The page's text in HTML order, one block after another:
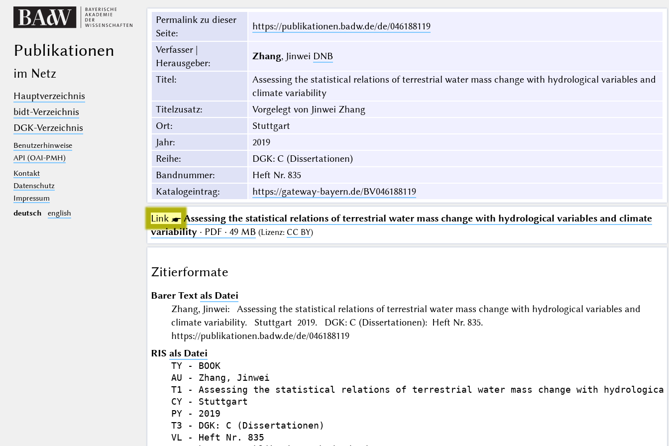
Publikationen
im Netz
Hauptverzeichnis
bidt-Verzeichnis
DGK-Verzeichnis
Benutzerhinweise
API (OAI-PMH)
Kontakt
Datenschutz
Impressum
deutsch
english
Permalink zu dieser
Seite:
https://publikationen.badw.de/de/046188119
Verfasser |
Herausgeber:
Zhang, Jinwei DNB
Titel:
Assessing the statistical relations of terrestrial water mass change with hydrological variables and
climate variability
Titelzusatz:
Vorgelegt von Jinwei Zhang
Ort:
Stuttgart
Jahr:
2019
Reihe:
DGK: C (Dissertationen)
Bandnummer:
Heft Nr. 835
Katalogeintrag: https://gateway-bayern.de/BV046188119
Link ☛ Assessing the statistical relations of terrestrial water mass change with hydrological variables and climate
variability· PDF · 49 MB (Lizenz: CC BY)
Zitierformate
Barer Text als Datei
Zhang, Jinwei: Assessing the statistical relations of terrestrial water mass change with hydrological variables and
climate variability. Stuttgart 2019. DGK: C (Dissertationen): Heft Nr. 835.
https://publikationen.badw.de/de/046188119
RIS als Datei
TY - BOOK
AU - Zhang, Jinwei
T1 - Assessing the statistical relations of terrestrial water mass change with
CY - Stuttgart
PY - 2019
T3 - DGK: C (Dissertationen)
VL - Heft Nr. 835